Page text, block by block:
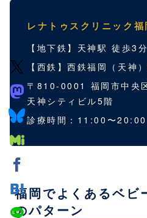
レナトゥスクリニック
【地下鉄】天神駅 徒歩3分
【西鉄】西鉄福岡（天神
〒810-0001 福岡市中央
天神シティビル5階
診療時間：11:00〜20:00
福岡でよくあるベビ
のパターン